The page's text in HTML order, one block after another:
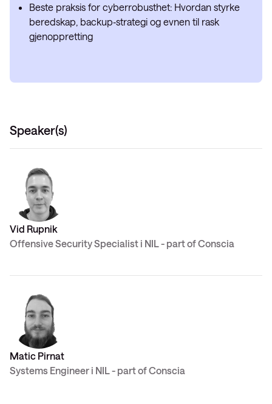
Beste praksis for cyberrobusthet: Hvordan styrke
beredskap, backup‑strategi og evnen til rask
gjenoppretting
Speaker(s)
Vid Rupnik
Offensive Security Specialist i NIL - part of Conscia
Matic Pirnat
Systems Engineer i NIL - part of Conscia